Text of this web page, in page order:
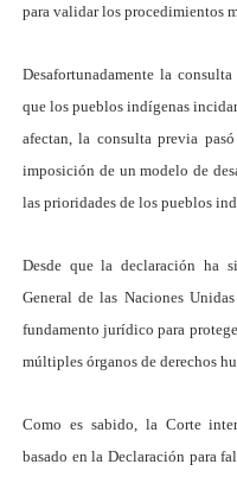
para validar los procedimientos
Desafortunadamente la
que los pueblos indígenas
afectan, la consulta previa
imposición de un modelo de
las prioridades de los pueblos
Desde que la declaración ha
General de las Naciones
fundamento jurídico para
múltiples órganos de derechos
Como es sabido, la Corte
basado en la Declaración para